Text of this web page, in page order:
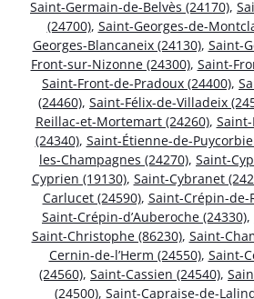
Saint-Germain-de-Belvès (24170),
(24700), Saint-Georges-de-
Georges-Blancaneix (24130), Saint-
Front-sur-Nizonne (24300), Saint-
Saint-Front-de-Pradoux (24400),
(24460), Saint-Félix-de-Villadeix
Reillac-et-Mortemart (24260),
(24340), Saint-Étienne-de-
les-Champagnes (24270), Saint-
Cyprien (19130), Saint-Cybranet
Carlucet (24590), Saint-Crépin-de-
Saint-Crépin-d’Auberoche (24330),
Saint-Christophe (86230), Saint-
Cernin-de-l’Herm (24550), Saint-
(24560), Saint-Cassien (24540),
(24500), Saint-Capraise-de-